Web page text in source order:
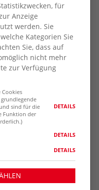
Rehabilitation
erkrankter
sind. Die
seien wieder
in berufliche
und werden
immer
dazu, so die
dass die
keine
haben und sich
erlernten Beruf
nicht förderlich
ist. Dies sei
Anzahl der
für
Anzeige
werden. Sie
Kategorien Sie
Sie, dass auf
nicht mehr
zur Verfügung
sind für die
Funktion der
DETAILS
DETAILS
DETAILS